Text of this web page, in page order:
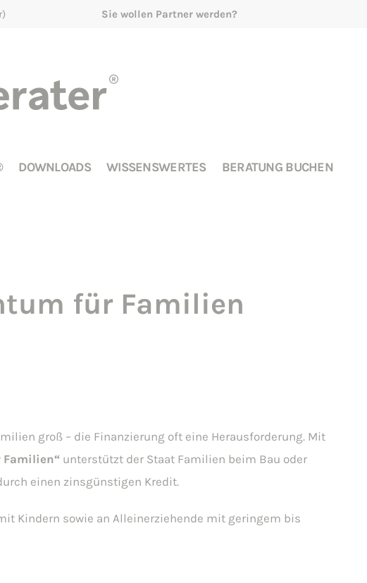
Sie wollen Partner werden?
DOWNLOADS WISSENSWERTES BERATUNG BUCHEN
für Familien
groß – die Finanzierung oft eine Herausforderung. Mit
Familien“ unterstützt der Staat Familien beim Bau oder
einen zinsgünstigen Kredit.
Kindern sowie an Alleinerziehende mit geringem bis